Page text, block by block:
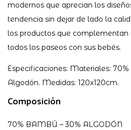
modernos que aprecian los
tendencia sin dejar de lado la
los productos que
todos los paseos con sus bebés.
Especificaciones: Materiales: 70%
Algodón. Medidas: 120x120cm.
Composición
70% BAMBÚ – 30% ALGODÓN